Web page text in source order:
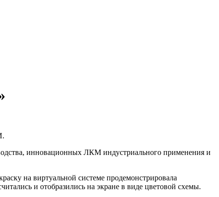
инновационных ЛКМ индустриального применения и
на виртуальной системе продемонстрировала
и отобразились на экране в виде цветовой схемы.